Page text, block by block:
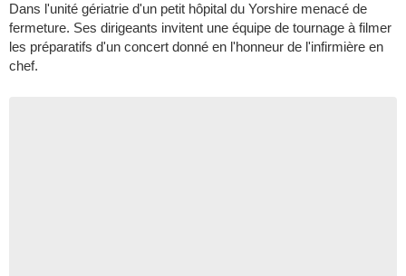
Dans l'unité gériatrie d'un petit hôpital du Yorshire menacé de
fermeture. Ses dirigeants invitent une équipe de tournage à filmer
les préparatifs d'un concert donné en l'honneur de l'infirmière en
chef.